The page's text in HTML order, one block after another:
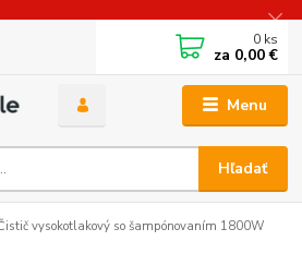
Menu
Hľadať
0 ks
za 0,00 €
vysokotlakový so šampónovaním 1800W